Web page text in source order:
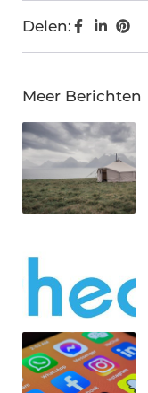
Delen:
Meer Berichten